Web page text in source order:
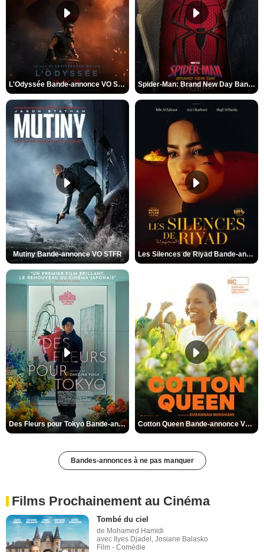
L'Odyssée Bande-annonce VO STFR Spider-Man: Brand New Day Bande-annonce VO STFR
Mutiny Bande-annonce VO STFR Les Silences de Riyad Bande-annonce VO STFR
Des Fleurs pour Tokyo Bande-annonce VO STFR Cotton Queen Bande-annonce VO STFR
Bandes-annonces à ne pas manquer
Films Prochainement au Cinéma
Tombé du ciel
de Mohamed Hamidi
avec Ilyes Djadel, Josiane Balasko
Film - Comédie